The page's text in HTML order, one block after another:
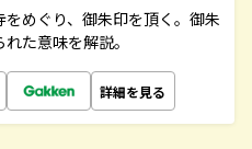
めぐり、御朱印を頂く。御朱
た意味を解説。
詳細を見る